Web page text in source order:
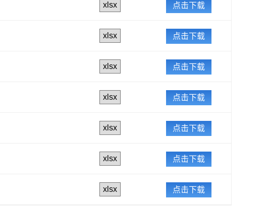
点击下载
点击下载
点击下载
点击下载
点击下载
点击下载
点击下载